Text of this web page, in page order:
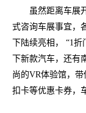
虽然距离车展
式咨询车展事宜，
下陆续亮相， “1
下新款汽车，还
尚的VR体验馆，
扣卡等优惠卡券，